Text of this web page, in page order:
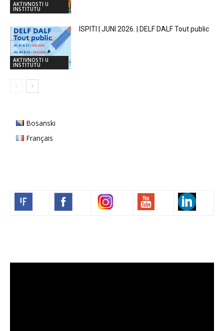
AKTIVNOSTI U
INSTITUTU
AKTIVNOSTI U
INSTITUTU
ISPITI | JUNI 2026. | DELF DALF Tout public
Bosanski
Français